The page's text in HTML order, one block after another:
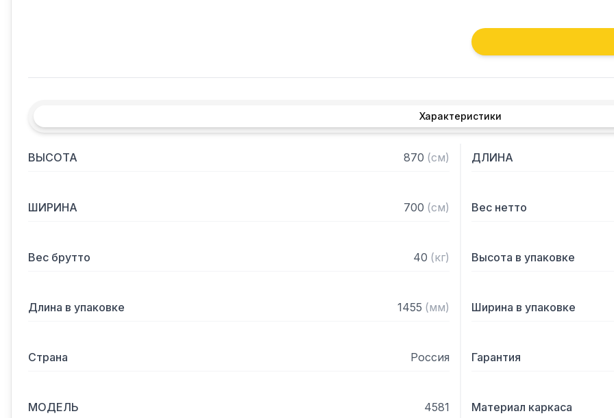
– Герметичность швов и
конструкции
– Устойчивость к
– Материал каркаса:
– Рабочая поверхность
Характеристики
ВЫСОТА 870 (см) ДЛИНА
ШИРИНА 700 (см) Вес нетто
Вес брутто 40 (кг) Высота в упаковке
Длина в упаковке 1455 (мм) Ширина в упаковке
Страна Россия Гарантия
МОДЕЛЬ 4581 Материал каркаса